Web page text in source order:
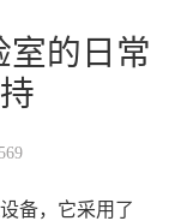
室的日常
备，它采用了